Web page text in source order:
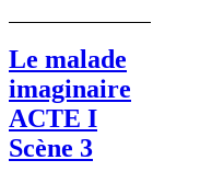
Le malade
imaginaire
ACTE I
Scène 3